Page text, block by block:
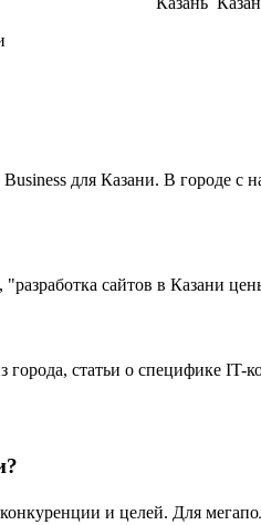
для Казани. В городе с
сайтов в Казани
города, статьи о специфике
и целей. Для